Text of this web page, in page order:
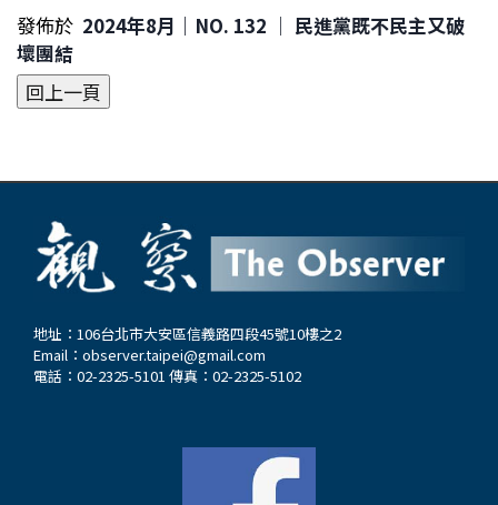
發佈於 2024年8月｜NO. 132 │ 民進黨既不民主又破
壞團結
地址：106台北市大安區信義路四段45號10樓之2
Email： observer.taipei@gmail.com
電話：02-2325-5101 傳真：02-2325-5102